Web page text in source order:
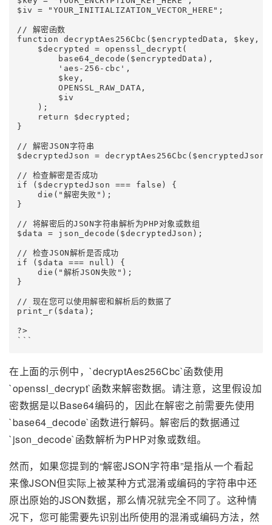
$iv = "YOUR_INITIALIZATION_VECTOR_HERE";
// 解密函数
function decryptAes256Cbc($encryptedData, $key,
    $decrypted = openssl_decrypt(
        base64_decode($encryptedData),
        'aes-256-cbc',
        $key,
        OPENSSL_RAW_DATA,
        $iv
    );
    return $decrypted;
}
// 解密JSON字符串
$decryptedJson =
// 检查解密是否成功
if ($decryptedJson === false) {
    die("解密失败");
}
// 将解密后的JSON字符串解析为PHP对象或数组
$data = json_decode($decryptedJson);
// 检查JSON解析是否成功
if ($data === null) {
    die("解析JSON失败");
}
// 现在您可以使用解密和解析后的数据了
print_r($data);
?>
```
在上面的示例中，`decryptAes256Cbc`函数使用
`openssl_decrypt`函数来解密数据。请注意，这里假设加
密数据是以Base64编码的，因此在解密之前需要先使用
`base64_decode`函数进行解码。解密后的数据通过
`json_decode`函数解析为PHP对象或数组。
然而，如果您提到的“解密JSON字符串”是指从一个看起
来像JSON但实际上被某种方式混淆或编码的字符串中还
原出原始的JSON数据，那么情况就完全不同了。这种情
况下，您可能需要先识别出所使用的混淆或编码方法，然